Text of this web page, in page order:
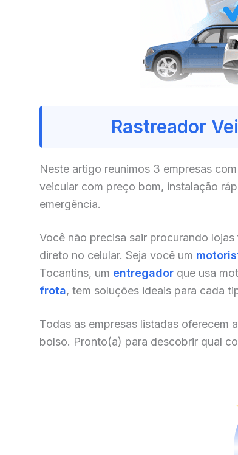
Rastreador
Neste artigo reunimos 3 empresas
veicular com preço bom, instalação
emergência.
Você não precisa sair procurando
direto no celular. Seja você um
Tocantins, um entregador que usa
frota, tem soluções ideais para cada
Todas as empresas listadas oferecem
bolso. Pronto(a) para descobrir qual